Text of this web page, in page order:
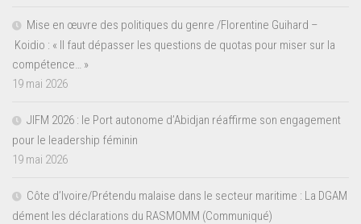
Mise en œuvre des politiques du genre /Florentine Guihard –
Koidio : « Il faut dépasser les questions de quotas pour miser sur la
compétence… »
19 mai 2026
JIFM 2026 : le Port autonome d’Abidjan réaffirme son engagement
pour le leadership féminin
19 mai 2026
Côte d’Ivoire/Prétendu malaise dans le secteur maritime : La DGAM
dément les déclarations du RASMOMM (Communiqué)